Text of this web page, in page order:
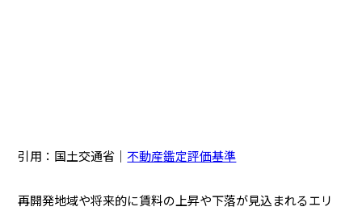
引用：国土交通省｜不動産鑑定評価基準
再開発地域や将来的に賃料の上昇や下落が見込まれるエリ